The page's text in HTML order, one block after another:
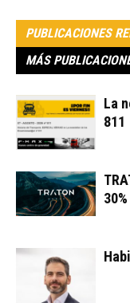
PUBLICACIONES
MÁS
La
811
30%